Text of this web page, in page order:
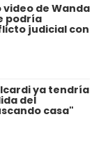
de Wanda
podría
judicial con
ya tendría
del
casa"